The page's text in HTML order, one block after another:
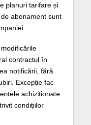
planuri tarifare și
abonament sunt
contractul în
notificării, fără
Excepție fac
achiziționate
condițiilor